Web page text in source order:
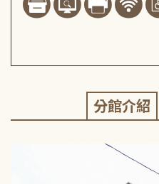
分館介紹